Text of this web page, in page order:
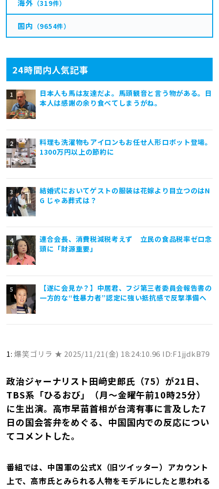
24時間内人気記事
日本人も馬は友達だよ。馬頭観音と言う物がある。日
本人は感謝の余り食べてしまうがね。
料理も洗濯物もアイロンもお任せ人形ロボット登場。
1300万円以上の節約に
結婚式においてゲストの服装は花嫁より目立つのはN
G じゃあ葬式は？
連合会長、消費税減税考えず 立民の食品税率ゼロ念
頭に「財源重要」
【遂に会見か？】中居君、フジ第三者委員会報告書の
一方的な“性暴力者”認定に強い抵抗感で反撃準備へ
1:爆笑ゴリラ ★ 2025/11/21(金) 18:24:10.96 ID:F1jjdkB79
政治ジャーナリスト田﨑史郎氏（75）が21日、
TBS系「ひるおび」（月～金曜午前10時25分）
に生出演。高市早苗首相が台湾有事に言及した7
日の国会答弁をめぐる、中国国内での反応につい
てコメントした。
番組では、中国軍の公式X（旧ツイッター）アカウント
上で、高市氏とみられる人物をモデルにしたと思われる
海外 （319件）
国内 （9654件）